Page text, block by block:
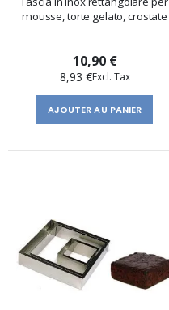
mousse, torte gelato, crostate
10,90 €
8,93 €
AJOUTER AU PANIER